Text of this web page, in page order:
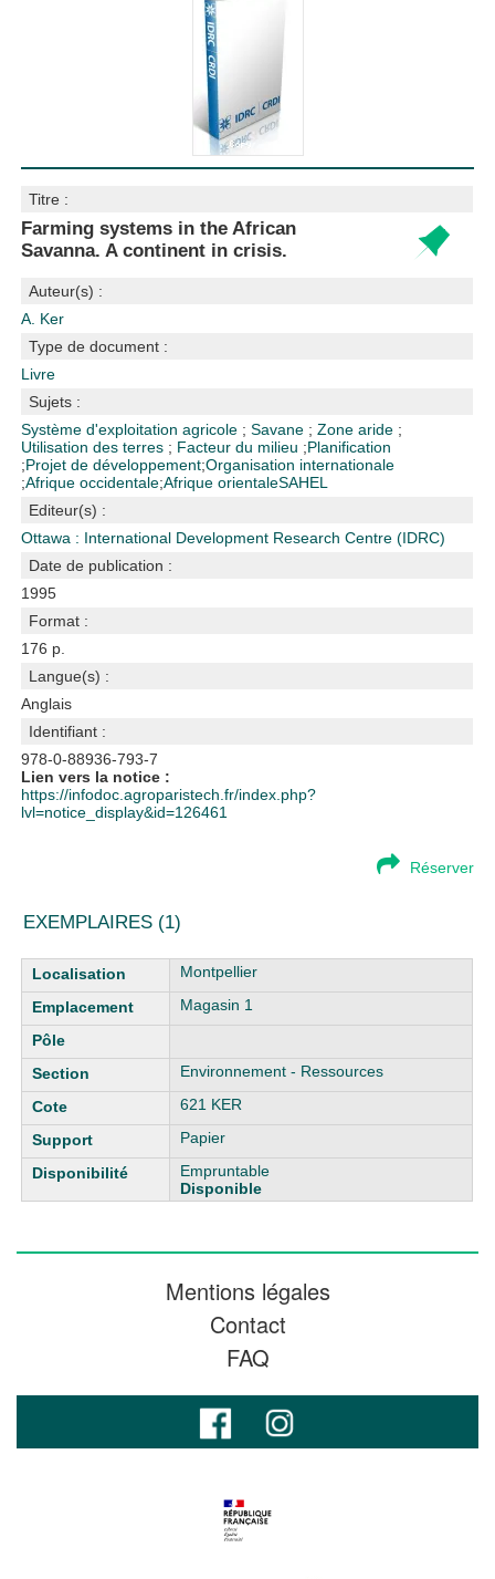
Titre :
Farming systems in the African
Savanna. A continent in crisis.
Auteur(s) :
A. Ker
Type de document :
Livre
Sujets :
Système d'exploitation agricole ;Savane ;Zone aride ;
Utilisation des terres ; Facteur du milieu ;Planification
;Projet de développement;Organisation internationale
;Afrique occidentale;Afrique orientaleSAHEL
Editeur(s) :
Ottawa : International Development Research Centre (IDRC)
Date de publication :
1995
Format :
176 p.
Langue(s) :
Anglais
Identifiant :
978-0-88936-793-7
Lien vers la notice :
https://infodoc.agroparistech.fr/index.php?
lvl=notice_display&id=126461
Réserver
EXEMPLAIRES (1)
Liste des exemplaires
Montpellier
Magasin 1
Environnement - Ressources
621 KER
Papier
Empruntable
Disponible
Mentions légales
Contact
FAQ